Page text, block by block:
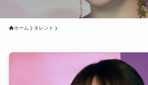
ホーム タレント